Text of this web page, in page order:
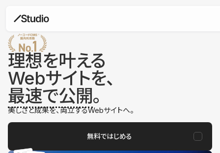
理想を叶える
Webサイトを、
最速で公開。
美しさと成果を、両立するWebサイトへ。
無料ではじめる